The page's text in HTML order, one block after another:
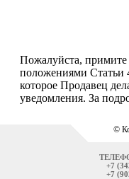
Пожалуйста, примите
положениями Статьи
которое Продавец
уведомления. За
©
+7
+7